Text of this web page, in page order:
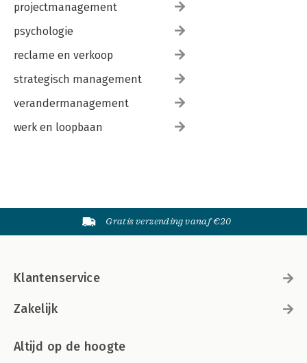
projectmanagement
psychologie
reclame en verkoop
strategisch management
verandermanagement
werk en loopbaan
Gratis verzending vanaf €20
Klantenservice
Zakelijk
Altijd op de hoogte